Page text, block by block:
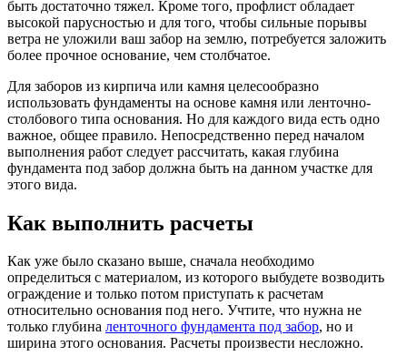
быть достаточно тяжел. Кроме того, профлист обладает
высокой парусностью и для того, чтобы сильные порывы
ветра не уложили ваш забор на землю, потребуется заложить
более прочное основание, чем столбчатое.
Для заборов из кирпича или камня целесообразно
использовать фундаменты на основе камня или ленточно-
столбового типа основания. Но для каждого вида есть одно
важное, общее правило. Непосредственно перед началом
выполнения работ следует рассчитать, какая глубина
фундамента под забор должна быть на данном участке для
этого вида.
Как выполнить расчеты
Как уже было сказано выше, сначала необходимо
определиться с материалом, из которого выбудете возводить
ограждение и только потом приступать к расчетам
относительно основания под него. Учтите, что нужна не
только глубина ленточного фундамента под забор, но и
ширина этого основания. Расчеты произвести несложно.